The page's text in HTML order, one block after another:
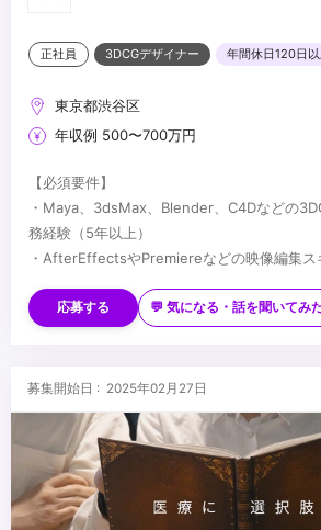
正社員 3DCGデザイナー 年間休日120日
東京都渋谷区
年収例 500〜700万円
【必須要件】
・Maya、3dsMax、Blender、C4Dなどの
務経験（5年以上）
・AfterEffectsやPremiereなどの映像編集ス
・Web、映像、ゲーム業界などクリエイティ
（5年以上）
・UnrealEngine、Unityなどの実務経験
・インタラクティブコンテンツなど新しい技
・ディレクションやクオリティーマネージメ
...
応募する 💬 気になる・話を聞いてみ
募集開始日 : 2025年02月27日